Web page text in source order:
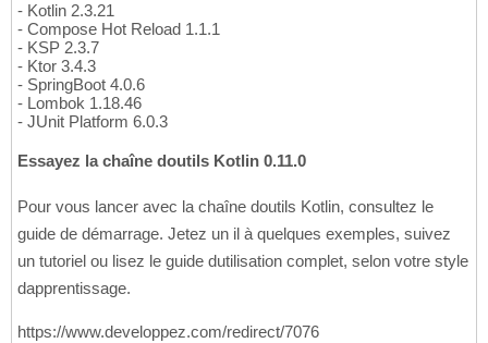
- Kotlin 2.3.21
- Compose Hot Reload 1.1.1
- KSP 2.3.7
- Ktor 3.4.3
- SpringBoot 4.0.6
- Lombok 1.18.46
- JUnit Platform 6.0.3
Essayez la chaîne doutils Kotlin 0.11.0
Pour vous lancer avec la chaîne doutils Kotlin, consultez le
guide de démarrage. Jetez un il à quelques exemples, suivez
un tutoriel ou lisez le guide dutilisation complet, selon votre style
dapprentissage.
https://www.developpez.com/redirect/7076